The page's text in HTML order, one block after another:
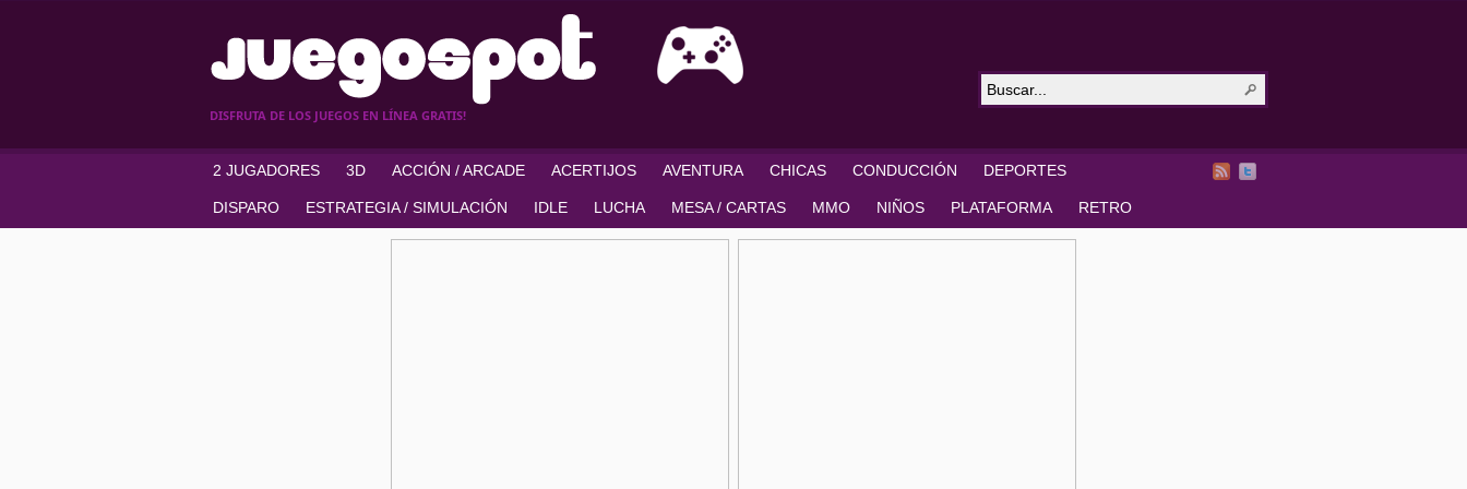
DISFRUTA DE LOS JUEGOS EN LÍNEA GRATIS!
2 JUGADORES 3D ACCIÓN / ARCADE ACERTIJOS AVENTURA CHICAS CONDUCCIÓN DEPORTES
DISPARO ESTRATEGIA / SIMULACIÓN IDLE LUCHA MESA / CARTAS MMO NIÑOS PLATAFORMA RETRO